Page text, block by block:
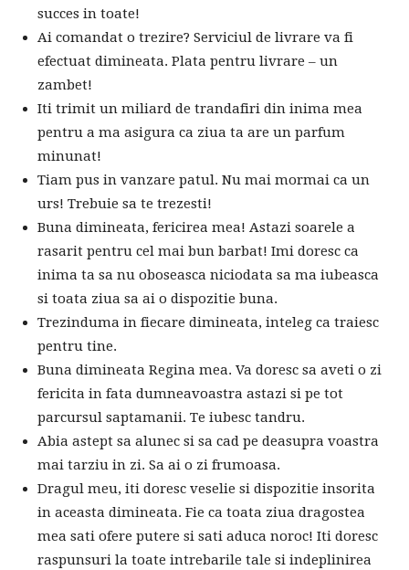
succes in toate!
Ai comandat o trezire? Serviciul de livrare va fi
efectuat dimineata. Plata pentru livrare – un
zambet!
Iti trimit un miliard de trandafiri din inima mea
pentru a ma asigura ca ziua ta are un parfum
minunat!
Tiam pus in vanzare patul. Nu mai mormai ca un
urs! Trebuie sa te trezesti!
Buna dimineata, fericirea mea! Astazi soarele a
rasarit pentru cel mai bun barbat! Imi doresc ca
inima ta sa nu oboseasca niciodata sa ma iubeasca
si toata ziua sa ai o dispozitie buna.
Trezinduma in fiecare dimineata, inteleg ca traiesc
pentru tine.
Buna dimineata Regina mea. Va doresc sa aveti o zi
fericita in fata dumneavoastra astazi si pe tot
parcursul saptamanii. Te iubesc tandru.
Abia astept sa alunec si sa cad pe deasupra voastra
mai tarziu in zi. Sa ai o zi frumoasa.
Dragul meu, iti doresc veselie si dispozitie insorita
in aceasta dimineata. Fie ca toata ziua dragostea
mea sati ofere putere si sati aduca noroc! Iti doresc
raspunsuri la toate intrebarile tale si indeplinirea